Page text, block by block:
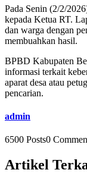
Pada Senin (2/2/
kepada Ketua RT.
dan warga dengan
membuahkan hasil.
BPBD Kabupaten
informasi terkait
aparat desa atau
pencarian.
admin
6500 Posts0
Artikel